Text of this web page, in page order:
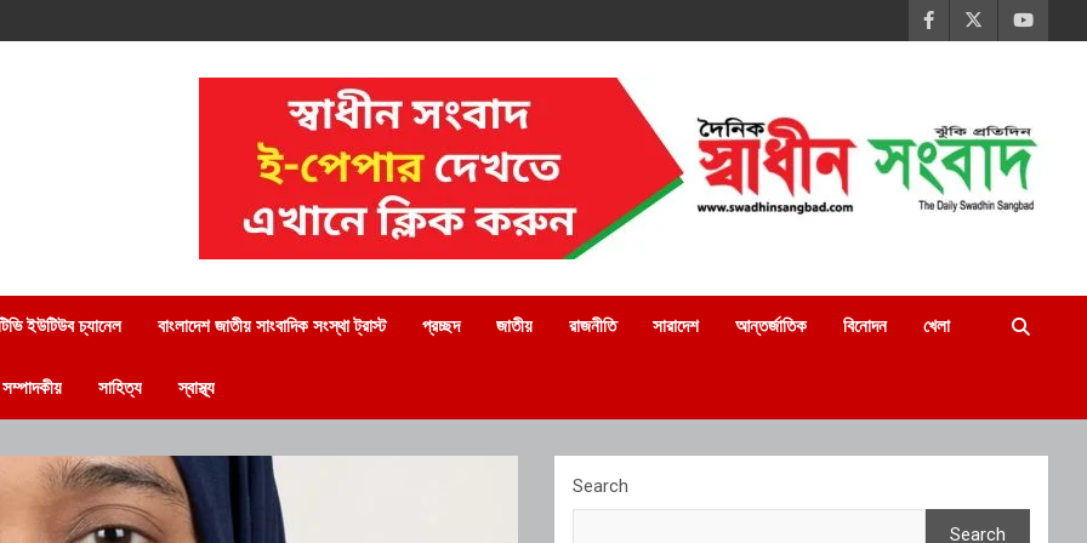
ইউটিউব চ্যানেল বাংলাদেশ জাতীয় সাংবাদিক সংস্থা ট্রাস্ট প্রচ্ছদ জাতীয় রাজনীতি সারাদেশ আন্তর্জাতিক বিনোদন খেলা
সম্পাদকীয় সাহিত্য স্বাস্থ্য
Search
Search